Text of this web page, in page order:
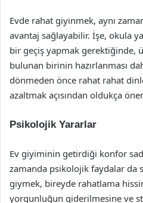
Evde rahat giyinmek, aynı
avantaj sağlayabilir. İşe, okula
bir geçiş yapmak gerektiğinde,
bulunan birinin hazırlanması
dönmeden önce rahat rahat
azaltmak açısından oldukça
Psikolojik Yararlar
Ev giyiminin getirdiği konfor
zamanda psikolojik faydalar da
giymek, bireyde rahatlama
yorgunluğun giderilmesine ve